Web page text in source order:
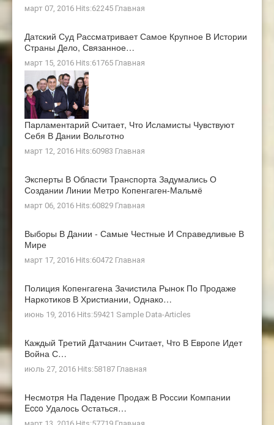
март 07, 2016 Hits:62245 Главная
Датский Суд Рассматривает Самое Крупное В Истории
Страны Дело, Связанное…
март 15, 2016 Hits:61765 Главная
Парламентарий Считает, Что Исламисты Чувствуют
Себя В Дании Вольготно
март 12, 2016 Hits:60983 Главная
Эксперты В Области Транспорта Задумались О
Создании Линии Метро Копенгаген-Мальмё
март 06, 2016 Hits:60829 Главная
Выборы В Дании - Самые Честные И Справедливые В
Мире
март 17, 2016 Hits:60472 Главная
Полиция Копенгагена Зачистила Рынок По Продаже
Наркотиков В Христиании, Однако…
июнь 19, 2016 Hits:59421 Sample Data-Articles
Каждый Третий Датчанин Считает, Что В Европе Идет
Война С…
июль 27, 2016 Hits:58187 Главная
Несмотря На Падение Продаж В России Компании
Ecco Удалось Остаться…